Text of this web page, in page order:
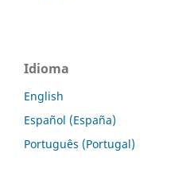
Idioma
English
Español (España)
Português (Portugal)